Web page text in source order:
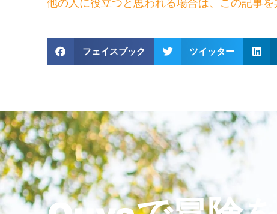
他の人に役立つと思われる場合は、この記事
フェイスブック ツイッター